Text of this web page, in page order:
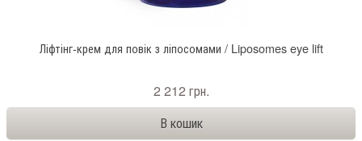
Ліфтінг-крем для повік з ліпосомами / Liposomes eye lift
2 212 грн.